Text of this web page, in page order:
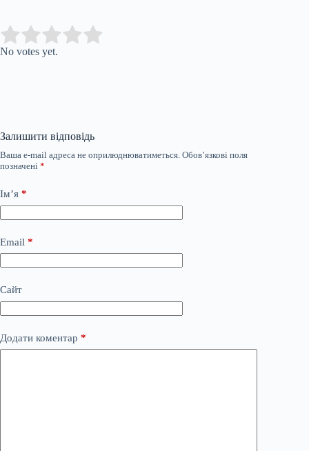
Rate this item:
No votes yet.
Залишити відповідь
Ваша e-mail адреса не оприлюднюватиметься. Обов’язкові поля
позначені *
Ім’я *
Email *
Сайт
Додати коментар *